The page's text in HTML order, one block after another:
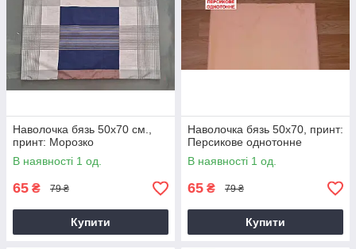
Наволочка бязь 50х70 см.,
принт: Морозко
В наявності 1 од.
65 ₴ 79 ₴
Купити
Наволочка бязь 50х70, принт:
Персикове однотонне
В наявності 1 од.
65 ₴ 79 ₴
Купити